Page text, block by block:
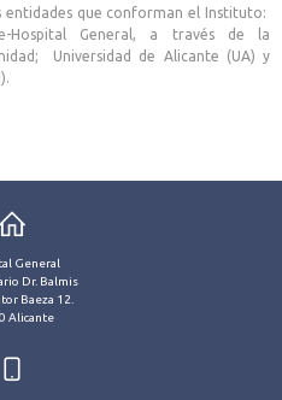
que conforman el Instituto:
Hospital General, a través de la
Universidad de Alicante (UA) y
General
Dr. Balmis
Baeza 12.
Alicante